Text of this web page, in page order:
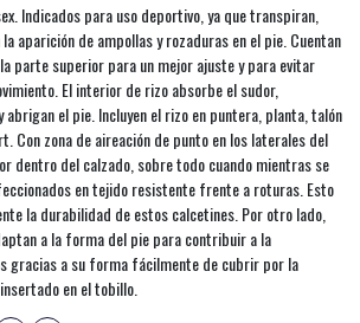
Indicados para uso deportivo, ya que transpiran,
aparición de ampollas y rozaduras en el pie. Cuentan
parte superior para un mejor ajuste y para evitar
El interior de rizo absorbe el sudor,
el pie. Incluyen el rizo en puntera, planta, talón
Con zona de aireación de punto en los laterales del
dentro del calzado, sobre todo cuando mientras se
en tejido resistente frente a roturas. Esto
la durabilidad de estos calcetines. Por otro lado,
a la forma del pie para contribuir a la
gracias a su forma fácilmente de cubrir por la
en el tobillo.